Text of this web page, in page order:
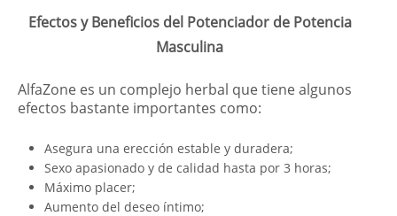
Efectos y Beneficios del Potenciador de Potencia
Masculina
AlfaZone es un complejo herbal que tiene algunos
efectos bastante importantes como:
Asegura una erección estable y duradera;
Sexo apasionado y de calidad hasta por 3 horas;
Máximo placer;
Aumento del deseo íntimo;